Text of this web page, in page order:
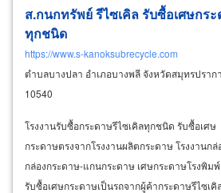
ส.กนกทรัพย์ รีไซเคิล รับซื้อเศษกร
ทุกชนิด
https://www.s-kanoksubrecycle.com
ตำบลบางปลา อำเภอบางพลี จังหวัดสมุทรปราก
10540
โรงงานรับซื้อกระดาษรีไซเคิลทุกชนิด รับซื้อเศษ
กระดาษตรงจากโรงงานผลิตกระดาษ โรงงานกล่
กล่องกระดาษ-แกนกระดาษ เศษกระดาษโรงพิมพ์
รับซื้อเศษกระดาษเป็นรถจากผู้ค้ากระดาษรีไซเคิ